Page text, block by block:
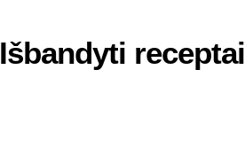
Išbandyti receptai